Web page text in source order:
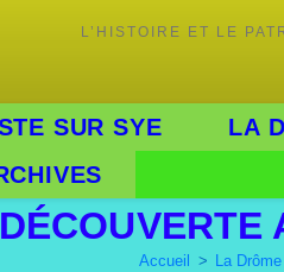
L’HISTOIRE ET LE
SUR SYE LA
Accueil > La Drôme